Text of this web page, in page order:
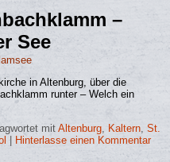
–
See
in Altenburg, über die
runter – Welch ein
mit Altenburg, Kaltern,St.
Hinterlasse einen Kommentar